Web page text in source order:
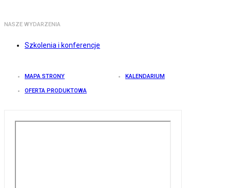
NASZE WYDARZENIA
Szkolenia i konferencje
MAPA STRONY KALENDARIUM
OFERTA PRODUKTOWA